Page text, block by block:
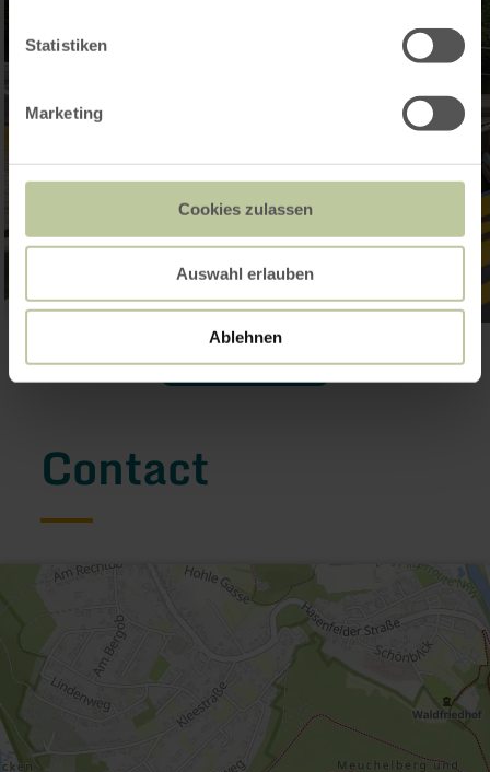
Statistiken
Marketing
Cookies zulassen
Auswahl erlauben
Ablehnen
Open gallery
Contact